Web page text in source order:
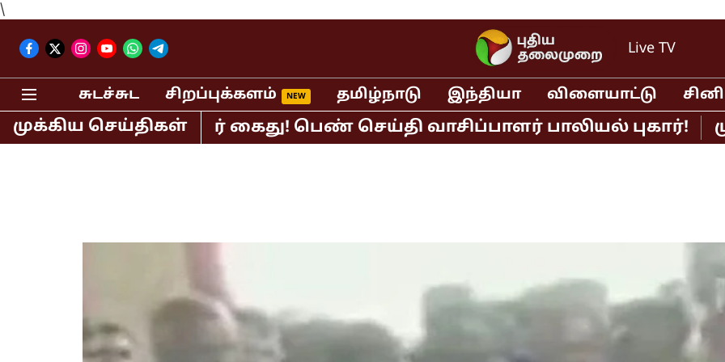
\
Live TV
சுடச்சுட சிறப்புக்களம் தமிழ்நாடு இந்தியா விளையாட்டு
முக்கிய செய்திகள்
பி.ஆர்.சுந்தர் கைது! பெண் செய்தி வாசிப்பாளர் பாலியல் புகார்!